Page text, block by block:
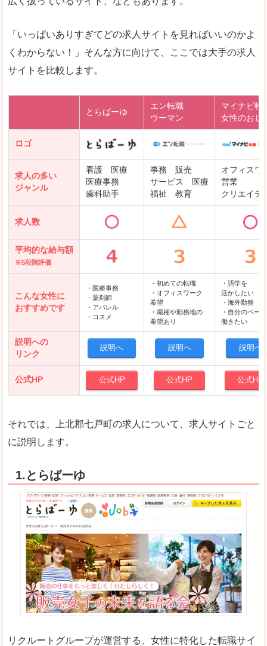
「いっぱいありすぎてどの求人サイトを見ればいいのかよ
くわからない！」そんな方に向けて、ここでは大手の求人
サイトを比較します。
とらばーゆ
エン転職
ウーマン
マイナビ転
女性のおし
ロゴ
求人の多い
ジャンル
看護 医療
医療事務
歯科助手
事務 販売
サービス 医療
福祉 教育
オフィスワ
営業
クリエイテ
求人数
平均的な給与額
※5段階評価
こんな女性に
おすすめです
・医療事務
・薬剤師
・アパレル
・コスメ
・初めての転職
・オフィスワーク
希望
・職種や勤務地の
希望あり
・語学を
活かしたい
・海外勤務
・自分のペー
働きたい
説明への
リンク
説明へ 説明へ 説明へ
公式HP 公式HP 公式HP 公式HP
それでは、上北郡七戸町の求人について、求人サイトごと
に説明します。
1.とらばーゆ
リクルートグループが運営する、女性に特化した転職サイ